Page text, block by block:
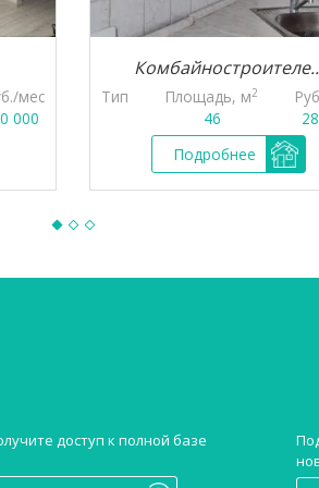
мес
000
Тип Площадь, м2
46
Подробнее
доступ к полной базе